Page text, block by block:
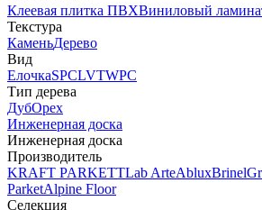
Клеевая плитка ПВХВиниловый
Текстура
КаменьДерево
Вид
ЕлочкаSPCLVTWPC
Тип дерева
ДубОрех
Инженерная доска
Инженерная доска
Производитель
KRAFT PARKETTLab ArteAbluxBrinel
ParketAlpine Floor
Селекция